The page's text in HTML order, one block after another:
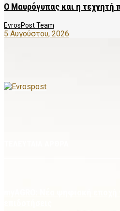
Ο Μαυρόγυπας και η τεχνητή
EvrosPost Team
5 Αυγούστου, 2026